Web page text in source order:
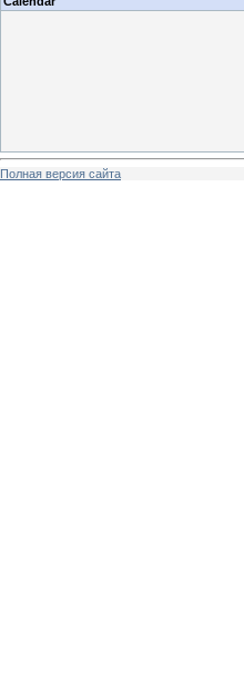
Полная версия сайта